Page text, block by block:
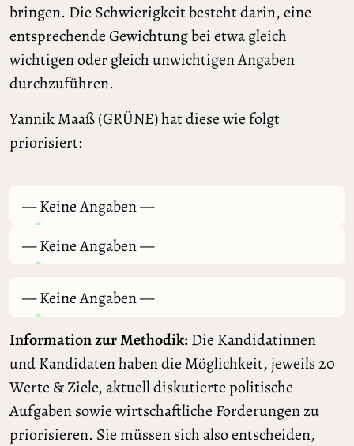
bringen. Die Schwierigkeit besteht darin, eine
entsprechende Gewichtung bei etwa gleich
wichtigen oder gleich unwichtigen Angaben
durchzuführen.
Yannik Maaß (GRÜNE) hat diese wie folgt
priorisiert:
— Keine Angaben —
— Keine Angaben —
— Keine Angaben —
Information zur Methodik:Die Kandidatinnen
und Kandidaten haben die Möglichkeit, jeweils 20
Werte & Ziele, aktuell diskutierte politische
Aufgaben sowie wirtschaftliche Forderungen zu
priorisieren. Sie müssen sich also entscheiden,